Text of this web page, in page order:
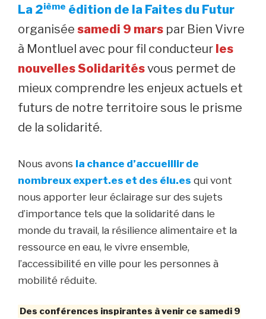
La 2ième édition de la Faites du Futur
organisée samedi 9 mars par Bien Vivre
à Montluel avec pour fil conducteur les
nouvelles Solidaritésvous permet de
mieux comprendre les enjeux actuels et
futurs de notre territoire sous le prisme
de la solidarité.
Nous avons la chance d’accueillir de
nombreux expert.es et des élu.es qui vont
nous apporter leur éclairage sur des sujets
d’importance tels que la solidarité dans le
monde du travail, la résilience alimentaire et la
ressource en eau, le vivre ensemble,
l’accessibilité en ville pour les personnes à
mobilité réduite.
Des conférences inspirantes à venir ce samedi 9